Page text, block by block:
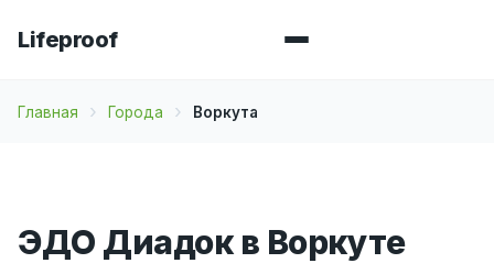
Lifeproof
Главная Города Воркута
ЭДО Диадок в Воркуте